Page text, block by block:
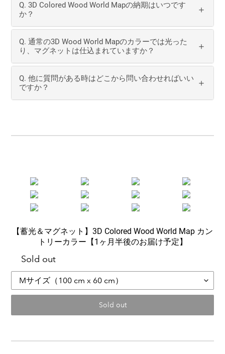
Q. 3D Colored Wood World Mapの納期はいつです
か？
Q. 通常の3D Wood World Mapのカラーでは光った
り、マグネットは仕込まれていますか？
Q. 他に質問がある時はどこから問い合わせればいい
ですか？
【蓄光＆マグネット】3D Colored Wood World Map カン
トリーカラー【1ヶ月半後のお届け予定】
Sold out
Sold out